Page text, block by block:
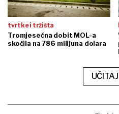
tvrtke i tržišta
Tromjesečna dobit MOL-a
skočila na 786 milijuna dolara